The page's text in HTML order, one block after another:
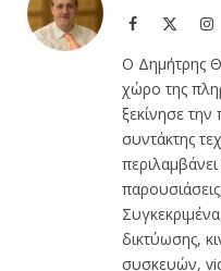
Facebook
Ο Δημήτρης
χώρο της
ξεκίνησε
συντάκτης
δικτύωσης,
συσκευών,